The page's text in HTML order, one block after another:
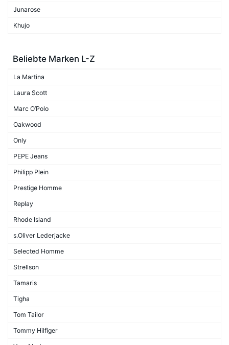
Junarose
Khujo
Beliebte Marken L-Z
La Martina
Laura Scott
Marc O’Polo
Oakwood
Only
PEPE Jeans
Philipp Plein
Prestige Homme
Replay
Rhode Island
s.Oliver Lederjacke
Selected Homme
Strellson
Tamaris
Tigha
Tom Tailor
Tommy Hilfiger